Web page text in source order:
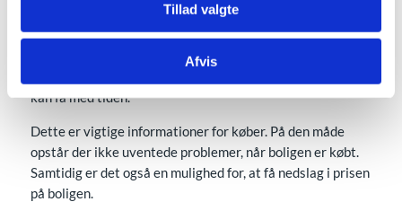
Tillad valgte
Afvis
bygningen. Alt synligt vurderes og undersøges for skader
og fejl. Men der vurderes bl.a. også på det, der ikke ses
med det blotte øje. Samtidig laves der også et skøn på,
kan få med tiden.
Dette er vigtige informationer for køber. På den måde
opstår der ikke uventede problemer, når boligen er købt.
Samtidig er det også en mulighed for, at få nedslag i prisen
på boligen.